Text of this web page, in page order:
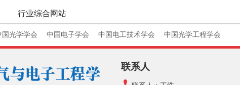
行业综合网站
国光学学会 中国电子学会 中国电工技术学会 中国光学工程学会
联系人